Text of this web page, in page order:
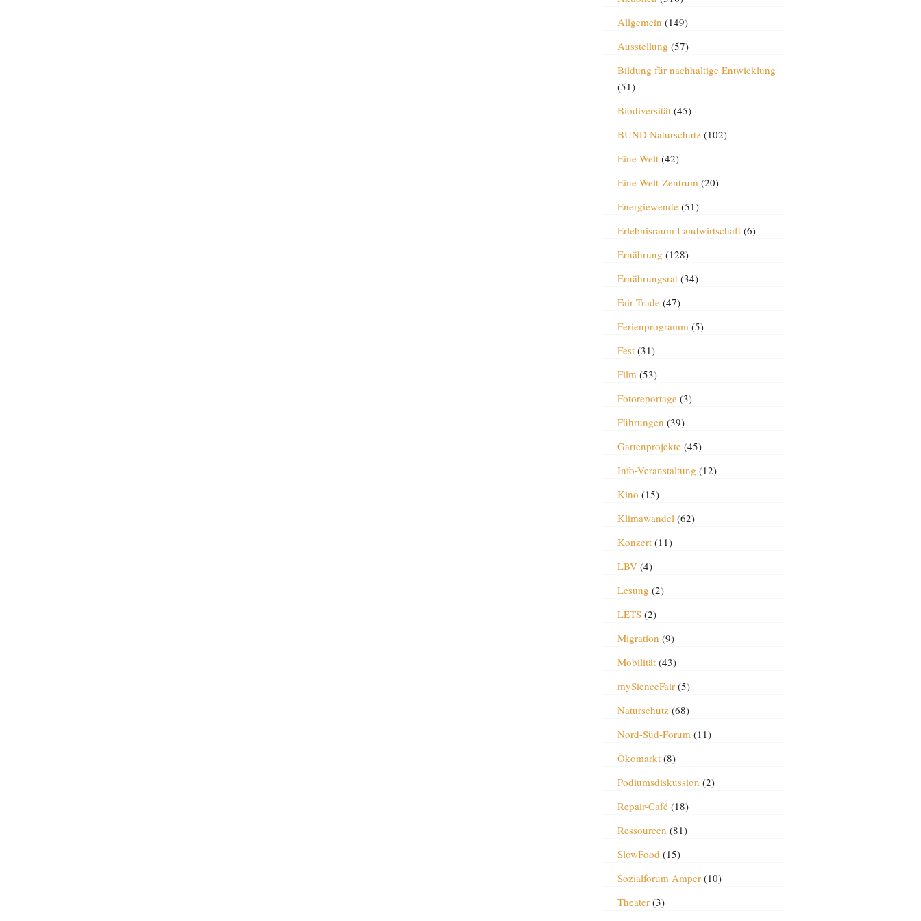
Allgemein (149)
Ausstellung (57)
Bildung für nachhaltige Entwicklung
(51)
Biodiversität(45)
BUND Naturschutz(102)
Eine Welt(42)
Eine-Welt-Zentrum(20)
Energiewende(51)
Erlebnisraum Landwirtschaft(6)
Ernährung (128)
Ernährungsrat(34)
Fair Trade(47)
Ferienprogramm(5)
Fest(31)
Film(53)
Fotoreportage(3)
Führungen (39)
Gartenprojekte(45)
Info-Veranstaltung (12)
Kino (15)
Klimawandel(62)
Konzert(11)
LBV(4)
Lesung (2)
LETS(2)
Migration (9)
Mobilität(43)
mySienceFair(5)
Naturschutz(68)
Nord-Süd-Forum(11)
Ökomarkt(8)
Podiumsdiskussion (2)
Repair-Café(18)
Ressourcen (81)
SlowFood (15)
Sozialforum Amper(10)
Theater(3)